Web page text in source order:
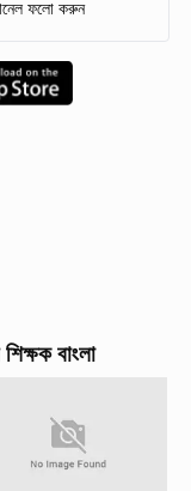
ফলো করুন
বাংলা